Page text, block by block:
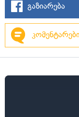
გაზიარება